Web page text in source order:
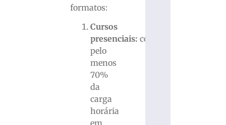
formatos:
Cursos
presenciais: com
pelo
menos
70%
da
carga
horária